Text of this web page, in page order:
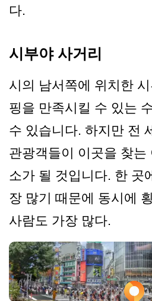
다.
시부야 사거리
시의 남서쪽에 위치한
핑을 만족시킬 수 있는
수 있습니다. 하지만 전
관광객들이 이곳을 찾는
소가 될 것입니다. 한 곳
장 많기 때문에 동시에
사람도 가장 많다.